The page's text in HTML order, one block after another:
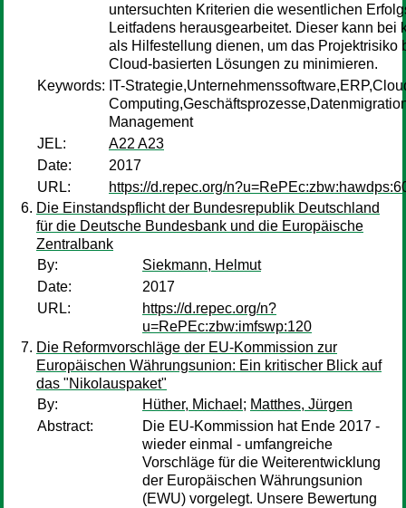
untersuchten Kriterien die wesentlichen
Leitfadens herausgearbeitet. Dieser kann bei
als Hilfestellung dienen, um das Projektrisiko
Cloud-basierten Lösungen zu minimieren.
Keywords: IT-
Management
JEL:
A22 A23
Date:
2017
URL:
https://d.repec.org/
Die Einstandspflicht der Bundesrepublik Deutschland
für die Deutsche Bundesbank und die Europäische
Zentralbank
By:
Siekmann, Helmut
Date:
2017
URL:
https://d.repec.org/n?
u=RePEc:zbw:imfswp:120
Die Reformvorschläge der EU-Kommission zur
Europäischen Währungsunion: Ein kritischer Blick auf
das "Nikolauspaket"
By:
Hüther, Michael ; Matthes, Jürgen
Abstract:
Die EU-Kommission hat Ende 2017 -
wieder einmal - umfangreiche
Vorschläge für die Weiterentwicklung
der Europäischen Währungsunion
(EWU) vorgelegt. Unsere Bewertung